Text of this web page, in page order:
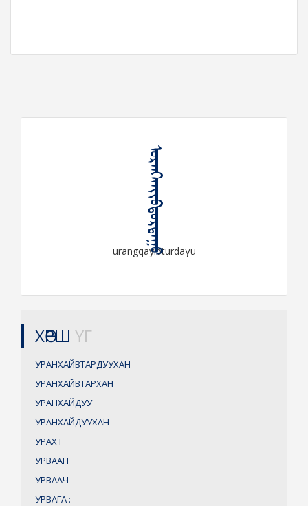
ᠤᠷᠠᠩᠬᠠᠶᠢᠪᠲᠤᠷᠳᠠᠭᠤ
urangqayibturdaγu
ХӨРШ ҮГ
УРАНХАЙВТАРДУУХАН
УРАНХАЙВТАРХАН
УРАНХАЙДУУ
УРАНХАЙДУУХАН
УРАХI
УРВААН
УРВААЧ
УРВАГА :